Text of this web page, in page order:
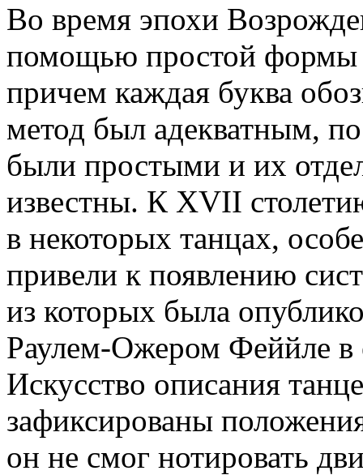
Во время эпохи
помощью простой формы
причем каждая буква
метод был адекватным,
были простыми и их
известны. К XVII
в некоторых танцах,
привели к появлению
из которых была
Раулем-Ожером Феййле в
Искусство описания
зафиксированы
он не смог нотировать